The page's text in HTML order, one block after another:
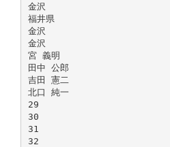
金沢
福井県
金沢
金沢
宮 義明
田中 公郎
吉田 憲二
北口 純一
29
30
31
32